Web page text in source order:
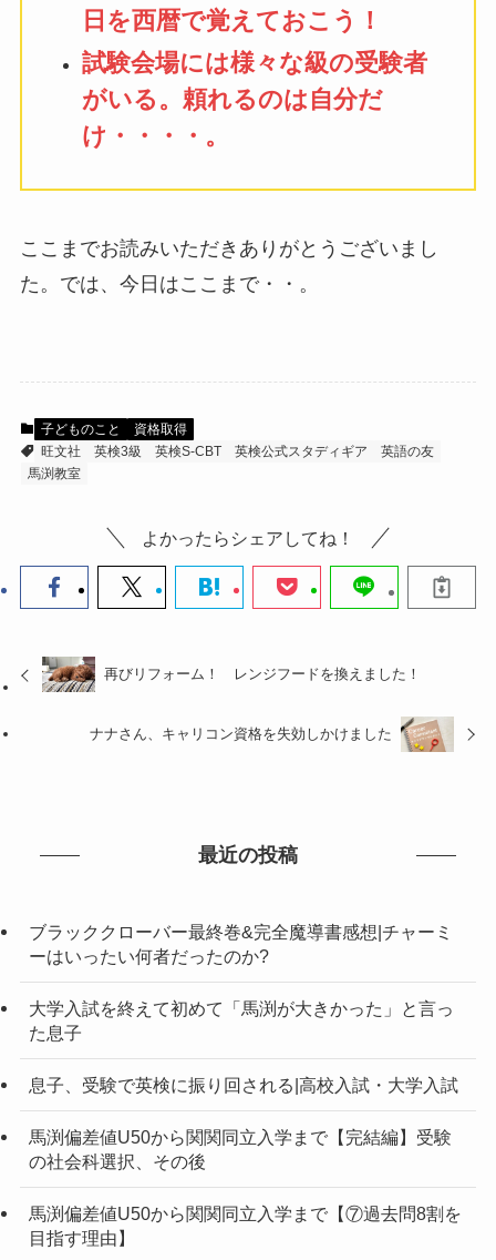
日を西暦で覚えておこう！
試験会場には様々な級の受験者
がいる。頼れるのは自分だ
け・・・・。
ここまでお読みいただきありがとうございまし
た。では、今日はここまで・・。
子どものこと
資格取得
旺文社
英検3級 英検S-CBT 英検公式スタディギア
英語の友
馬渕教室
よかったらシェアしてね！
再びリフォーム！ レンジフードを換えました！
ナナさん、キャリコン資格を失効しかけました
最近の投稿
ブラッククローバー最終巻&完全魔導書感想|チャーミ
ーはいったい何者だったのか?
大学入試を終えて初めて「馬渕が大きかった」と言っ
た息子
息子、受験で英検に振り回される|高校入試・大学入試
馬渕偏差値U50から関関同立入学まで【完結編】受験
の社会科選択、その後
馬渕偏差値U50から関関同立入学まで【⑦過去問8割を
目指す理由】